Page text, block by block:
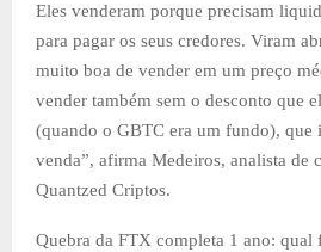
Eles venderam porque precisam
para pagar os seus credores. Viram
muito boa de vender em um preço
vender também sem o desconto que
(quando o GBTC era um fundo), que
venda”, afirma Medeiros, analista de
Quantzed Criptos.
Quebra da FTX completa 1 ano: qual